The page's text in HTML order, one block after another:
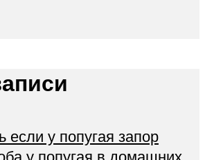
если у попугая запор